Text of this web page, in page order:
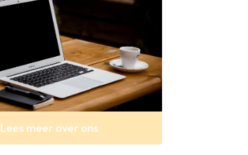
Lees meer over ons